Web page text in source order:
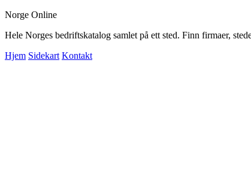
Norge Online
Hele Norges bedriftskatalog samlet på ett sted. Finn firmaer,
Hjem Sidekart Kontakt